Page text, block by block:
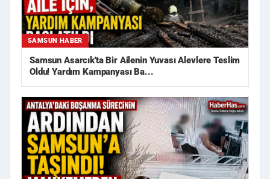
SAMSUN HABER
Samsun Asarcık'ta Bir Ailenin Yuvası Alevlere Teslim
Oldu! Yardım Kampanyası Ba...